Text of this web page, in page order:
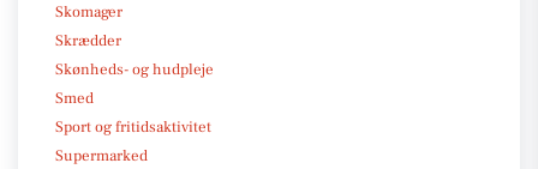
Skomager
Skrædder
Skønheds- og hudpleje
Smed
Sport og fritidsaktivitet
Supermarked